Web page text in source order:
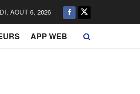
AOÛT 6, 2026
APP WEB